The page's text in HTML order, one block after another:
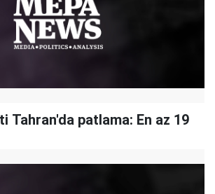
Tahran'da patlama: En az 19